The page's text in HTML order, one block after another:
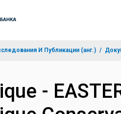
И Публикации (анг.)
-